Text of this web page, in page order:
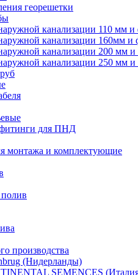
георешетки
канализации 110 мм
канализации 160мм и
канализации 200 мм
канализации 250 мм
для ПНД
монтажа и комплектующие
производства
(Нидерланды)
SEMENCES